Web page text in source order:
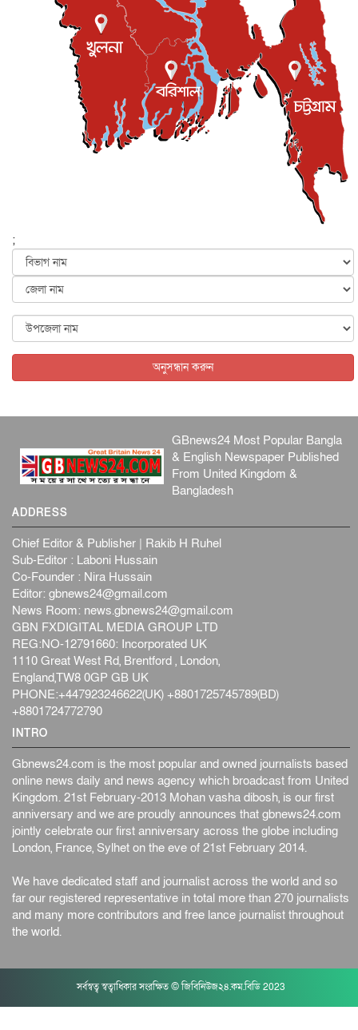
জুলাই গণ-অভ্যুত্থান দিবস আজ, স্মরণে দেশজুড়ে কর্মসূচি
জাতীয় ৫ আগস্ট, ২০২৬
জনগণ পরিবর্তন চেয়েছে বলেই জুলাই আন্দোলন সফল :
৫ আগস্ট, ২০২৬
বেনজীর আহমেদের সঙ্গে পরীমনির ঘনিষ্ঠ সম্পর্ক ছিল : নাসির
মাহম...
জাতীয় ৫ আগস্ট, ২০২৬
হরমুজ নিয়ে ইরান-মার্কিন চুক্তি হতে পারে আজ : মার্কিন অর্থমন...
৫ আগস্ট, ২০২৬
পৃথিবীর দিকে আসছে বিধ্বংসী বস্তু, পারমাণবিক বোমা দিয়ে করা
আন্তর্জাতিক ৫ আগস্ট, ২০২৬
কেনিয়ায় ১৫ হাতির রহস্যজনক মৃত্যু, সন্দেহের মুখে কীটনাশকের
আন্তর্জাতিক ৫ আগস্ট, ২০২৬
;
অনুসন্ধান করুন
GBnews24 Most Popular Bangla
& English Newspaper Published
From United Kingdom &
Bangladesh
ADDRESS
Chief Editor & Publisher | Rakib H Ruhel
Sub-Editor : Laboni Hussain
Co-Founder : Nira Hussain
Editor: gbnews24@gmail.com
News Room: news.gbnews24@gmail.com
GBN FXDIGITAL MEDIA GROUP LTD
REG:NO-12791660: Incorporated UK
1110 Great West Rd, Brentford , London,
England,TW8 0GP GB UK
PHONE:+447923246622(UK) +8801725745789(BD)
+8801724772790
INTRO
Gbnews24.com is the most popular and owned journalists based
online news daily and news agency which broadcast from United
Kingdom. 21st February-2013 Mohan vasha dibosh, is our first
anniversary and we are proudly announces that gbnews24.com
jointly celebrate our first anniversary across the globe including
London, France, Sylhet on the eve of 21st February 2014.
We have dedicated staff and journalist across the world and so
far our registered representative in total more than 270 journalists
and many more contributors and free lance journalist throughout
the world.
সর্বস্বত্ব স্বত্বাধিকার সংরক্ষিত © জিবিনিউজ২৪.কম.বিডি 2023